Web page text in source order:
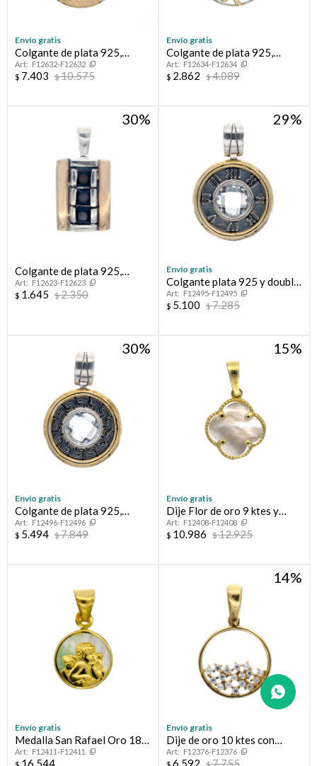
Envío gratis
Colgante de plata 925,
double en oro 18 ktes y onix.
F12632-F12632
$ 7.403 $10.575
Envío gratis
Colgante de plata 925,
double en oro 18 ktes y
cristal, TREBOL.
F12634-F12634
$ 2.862 $4.089
30
Colgante de plata 925,
double en oro 18 ktes y
circonias.
F12623-F12623
$ 1.645 $2.350
29
Envío gratis
Colgante plata 925 y double
en oro 18 ktes con circonias.
F12495-F12495
$ 5.100 $7.285
30
Envío gratis
Colgante de plata 925,
double en oro 18 ktes y
circonias.
F12496-F12496
$ 5.494 $7.849
15
Envío gratis
Dije Flor de oro 9 ktes y
NACARF12408-F12408
$ 10.986 $12.925
Envío gratis
Medalla San Rafael Oro 18
ktes y Nácar
F12411-F12411
16.544
14
Envío gratis
Dije de oro 10 ktes con
circonias.
F12376-F12376
6.592 7.755